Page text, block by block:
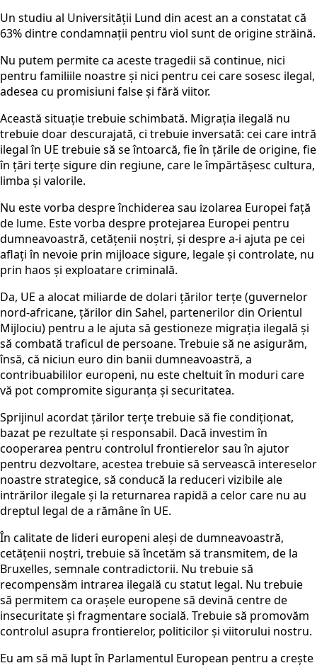
Un studiu al Universității Lund din acest an a constatat că
63% dintre condamnații pentru viol suntde origine străină.
Nu putem permite ca aceste tragedii să continue, nici
pentru familiile noastre și nici pentru cei care sosesc ilegal,
adesea cu promisiuni false și fără viitor.
Această situație trebuie schimbată. Migrația ilegală nu
trebuie doar descurajată, ci trebuie inversată: cei care intră
ilegal în UE trebuie să se întoarcă, fie în țările de origine, fie
în țări terțe sigure din regiune, care le împărtășesc cultura,
limba și valorile.
Nu este vorba despre închiderea sau izolarea Europei față
de lume. Este vorba despre protejarea Europei pentru
dumneavoastră, cetățenii noștri, și despre a-i ajuta pe cei
aflați în nevoie prin mijloace sigure, legale și controlate, nu
prin haos și exploatare criminală.
Da, UE a alocat miliarde de dolari țărilor terțe (guvernelor
nord-africane, țărilor din Sahel, partenerilor din Orientul
Mijlociu) pentru a le ajuta să gestioneze migrația ilegală și
să combată traficul de persoane. Trebuie să ne asigurăm,
însă, că niciun euro din banii dumneavoastră, a
contribuabililor europeni, nu este cheltuit în moduri care
vă pot compromite siguranța și securitatea.
Sprijinul acordat țărilor terțe trebuie să fie condiționat,
bazat pe rezultate și responsabil. Dacă investim în
cooperarea pentru controlul frontierelor sau în ajutor
pentru dezvoltare, acestea trebuie să servească intereselor
noastre strategice, să conducă la reduceri vizibile ale
intrărilor ilegale și la returnarea rapidă a celor care nu au
dreptul legal de a rămâne în UE.
În calitate de lideri europeni aleși dedumneavoastră,
cetățenii noștri, trebuie să încetăm să transmitem, de la
Bruxelles, semnale contradictorii. Nu trebuie să
recompensăm intrarea ilegală cu statut legal. Nu trebuie
să permitem ca orașele europene să devină centre de
insecuritate și fragmentare socială. Trebuie să promovăm
controlul asupra frontierelor, politicilor și viitorului nostru.
Eu am să mă lupt în Parlamentul European pentru a crește